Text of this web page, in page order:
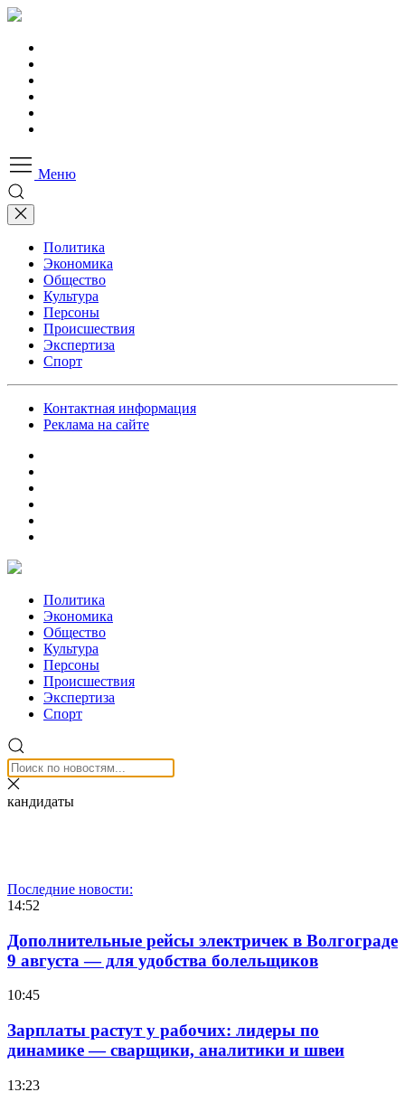
Меню
Политика
Экономика
Общество
Культура
Персоны
Происшествия
Экспертиза
Спорт
Контактная информация
Реклама на сайте
Политика
Экономика
Общество
Культура
Персоны
Происшествия
Экспертиза
Спорт
кандидаты
Последние новости:
14:52
Дополнительные рейсы электричек в Волгограде
9 августа — для удобства болельщиков
10:45
Зарплаты растут у рабочих: лидеры по
динамике — сварщики, аналитики и швеи
13:23